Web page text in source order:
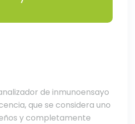
de inmunoensayo
que se considera uno
y completamente